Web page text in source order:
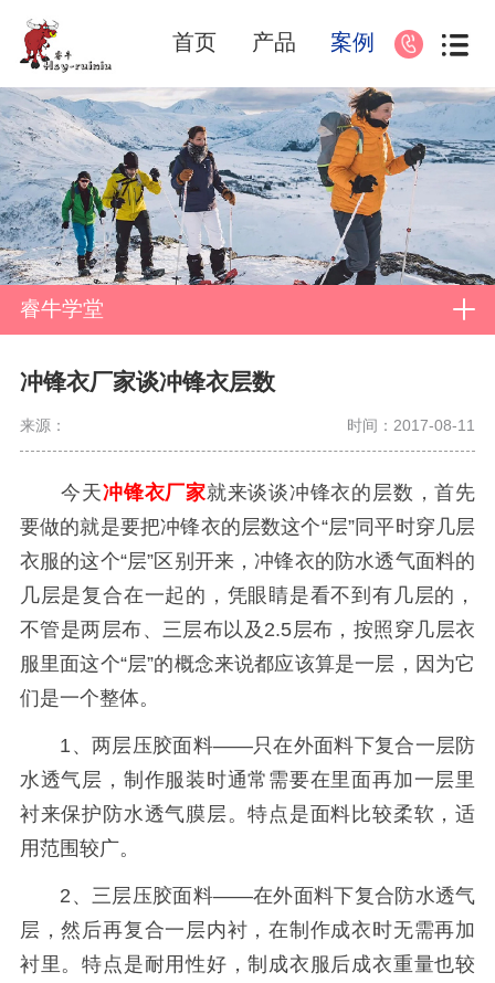
首页 产品 案例
睿牛学堂
冲锋衣厂家谈冲锋衣层数
来源： 时间：2017-08-11
今天冲锋衣厂家就来谈谈冲锋衣的层数，首先
要做的就是要把冲锋衣的层数这个“层”同平时穿几层
衣服的这个“层”区别开来，冲锋衣的防水透气面料的
几层是复合在一起的，凭眼睛是看不到有几层的，
不管是两层布、三层布以及2.5层布，按照穿几层衣
服里面这个“层”的概念来说都应该算是一层，因为它
们是一个整体。
1、两层压胶面料——只在外面料下复合一层防
水透气层，制作服装时通常需要在里面再加一层里
衬来保护防水透气膜层。特点是面料比较柔软，适
用范围较广。
2、三层压胶面料——在外面料下复合防水透气
层，然后再复合一层内衬，在制作成衣时无需再加
衬里。特点是耐用性好，制成衣服后成衣重量也较